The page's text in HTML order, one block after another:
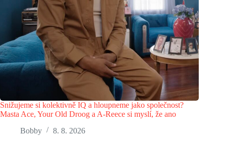
Snižujeme si kolektivně IQ a hloupneme jako společnost?
Masta Ace, Your Old Droog a A-Reece si myslí, že ano
Bobby
8. 8. 2026